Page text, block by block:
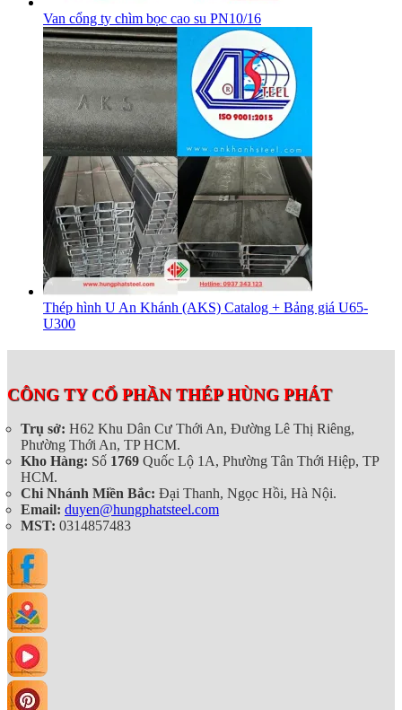
Van cổng ty chìm bọc cao su PN10/16
Thép hình U An Khánh (AKS) Catalog + Bảng giá U65-
U300
CÔNG TY CỔ PHẦN THÉP HÙNG PHÁT
Trụ sở: H62 Khu Dân Cư Thới An, Đường Lê Thị Riêng,
Phường Thới An, TP HCM.
Kho Hàng: Số 1769 Quốc Lộ 1A, Phường Tân Thới Hiệp, TP
HCM.
Chi Nhánh Miền Bắc: Đại Thanh, Ngọc Hồi, Hà Nội.
Email: duyen@hungphatsteel.com
MST: 0314857483